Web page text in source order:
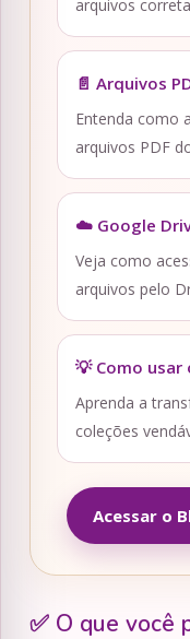
arquivos
📄 Arquivos
Entenda como
arquivos PDF
☁️ Google
Veja como
arquivos pelo
💡 Como usar
Aprenda a
coleções
Acessar o
✅ O que você